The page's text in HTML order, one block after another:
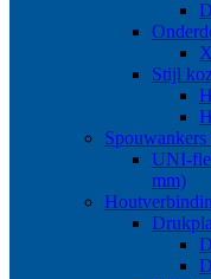
Stijl
UNI-
mm)